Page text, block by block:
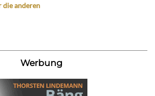
anderen
Werbung